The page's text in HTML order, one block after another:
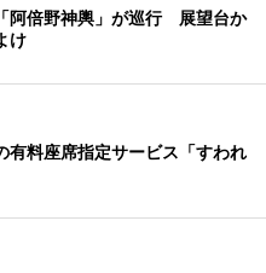
阿倍野神輿」が巡行 展望台か
け
有料座席指定サービス「すわれ